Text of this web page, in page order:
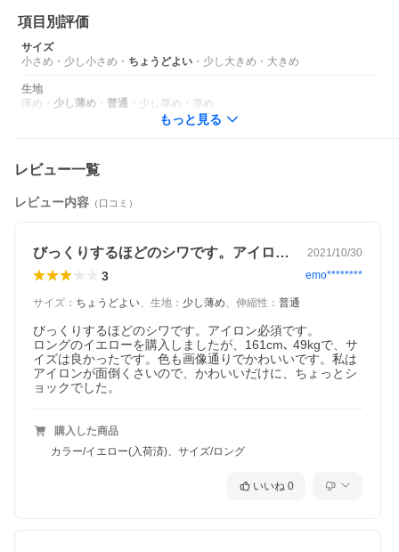
項目別評価
サイズ
小さめ ・ 少し小さめ ・ ちょうどよい ・ 少し大きめ ・ 大きめ
生地
薄め ・ 少し薄め ・ 普通 ・ 少し厚め ・ 厚め
もっと見る
レビュー一覧
レビュー内容 （口コミ）
びっくりするほどのシワです。アイロン必… 2021/10/30
3 emo********
サイズ ： ちょうどよい、 生地 ： 少し薄め、 伸縮性 ： 普通
びっくりするほどのシワです。アイロン必須です。
ロングのイエローを購入しましたが、161cm､ 49kgで、サ
イズは良かったです。色も画像通りでかわいいです。私は
アイロンが面倒くさいので、かわいいだけに、ちょっとシ
ョックでした。
購入した商品
カラー/イエロー(入荷済)、サイズ/ロング
いいね 0